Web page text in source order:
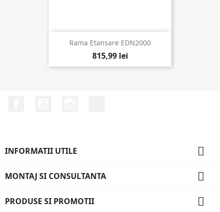
Rama Etansare EDN2000
815,99 lei
INFORMATII UTILE 
MONTAJ SI CONSULTANTA 
PRODUSE SI PROMOTII 